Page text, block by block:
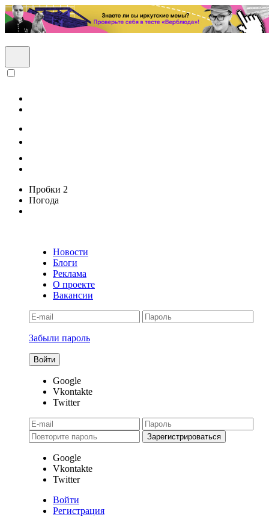
Пробки 2
Погода
Новости
Блоги
Реклама
О проекте
Вакансии
Забыли пароль
Google
Vkontakte
Twitter
Google
Vkontakte
Twitter
Войти
Регистрация